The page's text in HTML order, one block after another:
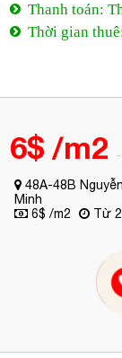
Thanh toán:
Thời gian
6$ /m2
48A-48B
Minh
6$ /m2
Từ